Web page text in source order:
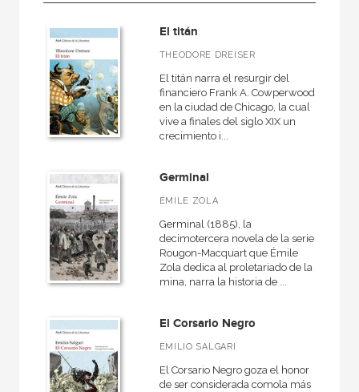
Clásicos de la Literatura
MATERIAS
Literatura anglosajona
Literatura eslava
Literatura española e hispanoamericana
Clásicos griegos y latinos
Literatura francesa
Clásicos de la Literatura
Novela contemporánea
El titán
THEODORE DREISER
El titán narra el resurgir del
financiero Frank A. Cowperwood
en la ciudad de Chicago, la cual
vive a finales del siglo XIX un
crecimiento i...
Germinal
ÉMILE ZOLA
Germinal (1885), la
decimotercera novela de la serie
Rougon-Macquart que Émile
Zola dedica al proletariado de la
mina, narra la historia de ...
El Corsario Negro
EMILIO SALGARI
El Corsario Negro goza el honor
de ser considerada comola más